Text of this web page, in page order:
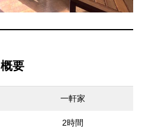
概要
一軒家
2時間